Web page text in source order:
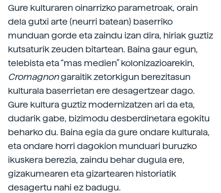
Gure kulturaren oinarrizko parametroak, orain
dela gutxi arte (neurri batean) baserriko
munduan gorde eta zaindu izan dira, hiriak guztiz
kutsaturik zeuden bitartean. Baina gaur egun,
telebista eta “mas medien” kolonizazioarekin,
Cromagnongaraitik zetorkigun berezitasun
kulturala baserrietan ere desagertzear dago.
Gure kultura guztiz modernizatzen ari da eta,
dudarik gabe, bizimodu desberdinetara egokitu
beharko du. Baina egia da gure ondare kulturala,
eta ondare horri dagokion munduari buruzko
ikuskera berezia, zaindu behar dugula ere,
gizakumearen eta gizartearen historiatik
desagertu nahi ez badugu.